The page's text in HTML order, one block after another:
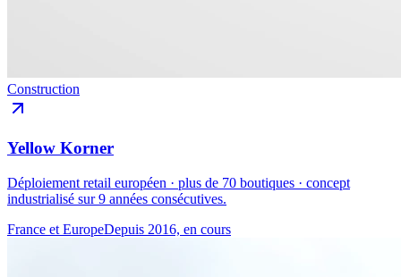
Construction
Yellow Korner
Déploiement retail européen · plus de 70 boutiques · concept
industrialisé sur 9 années consécutives.
France et EuropeDepuis 2016, en cours